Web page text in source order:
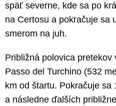
späť severne, kde sa po
na Certosu a pokračuje sa
smerom na juh.
Približná polovica
Passo del Turchino (532
km od štartu. Pokračuje sa
a následne ďalších